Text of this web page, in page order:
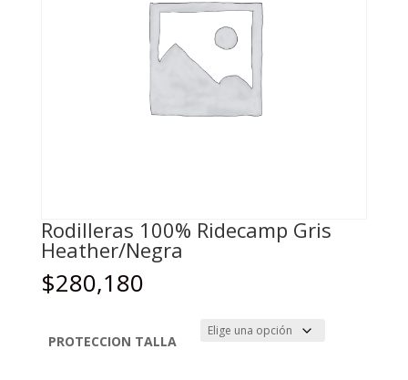
Rodilleras 100% Ridecamp Gris
Heather/Negra
$280,180
PROTECCION TALLA